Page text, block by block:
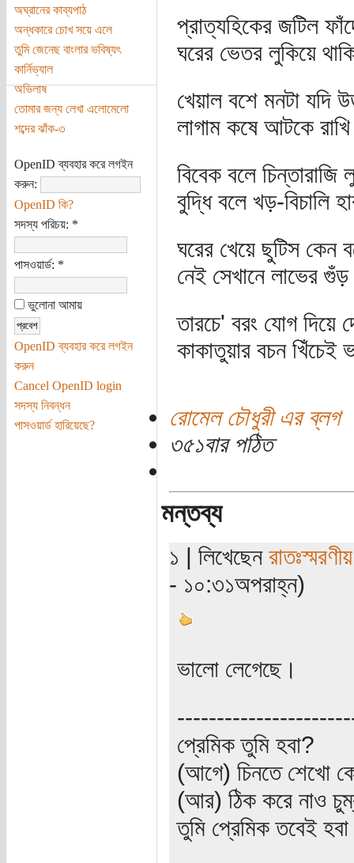
অঘ্রানের কাব্যপাঠ
অন্ধকারে চোখ সয়ে এলে
তুমি জেনেছ বাংলার ভবিষ্যৎ
কার্নিভ্যাল
অভিলাষ
তোমার জন্য লেখা এলোমেলো
শব্দের ঝাঁক-৩
OpenID ব্যবহার করে লগইন
করুন:
OpenID কি?
সদস্য পরিচয়: *
পাসওয়ার্ড: *
ভুলোনা আমায়
OpenID ব্যবহার করে লগইন
করুন
Cancel OpenID login
সদস্য নিবন্ধন
পাসওয়ার্ড হারিয়েছে?
প্রাত্যহিকের জটিল
ঘরের ভেতর লুকিয়ে
খেয়াল বশে মনটা যদি
লাগাম কষে আটকে
বিবেক বলে চিন্তারাজি
বুদ্ধি বলে খড়-বিচালি
ঘরের খেয়ে ছুটিস কেন
নেই সেখানে লাভের
তারচে' বরং যোগ দিয়ে
কাকাতুয়ার বচন খিঁচেই
রোমেল চৌধুরী এর ব্লগ
৩৫১বার পঠিত
মন্তব্য
১ | লিখেছেন রাতঃস্মরণীয়
- ১০:৩১অপরাহ্ন)
ভালো লেগেছে।
প্রেমিক তুমি হবা?
(আগে) চিনতে শেখো
(আর) ঠিক করে নাও
তুমি প্রেমিক তবেই